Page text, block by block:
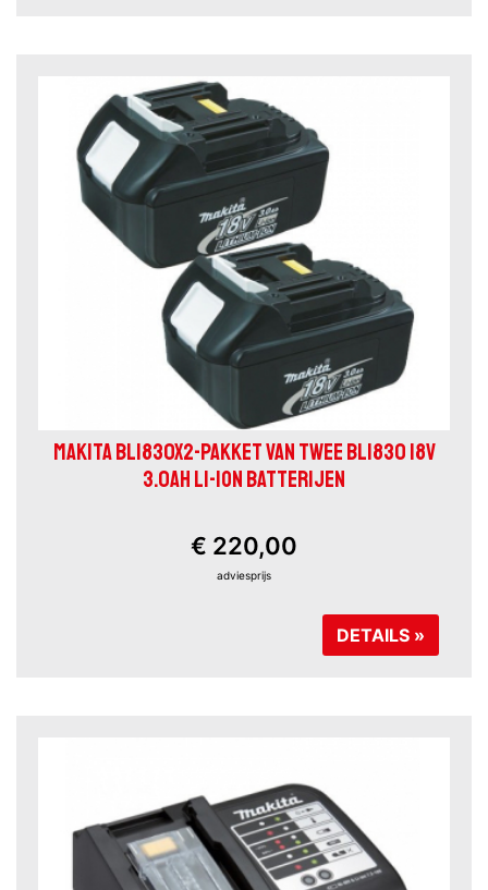
MAKITA BL1830X2-PAKKET VAN TWEE BL1830 18V
3.0AH LI-ION BATTERIJEN
€ 220,00
adviesprijs
DETAILS »